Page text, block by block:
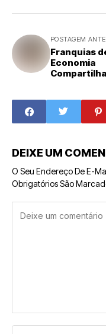
POSTAGEM
Franquias
Economia
Negócios
Colaborativo
DEIXE UM
O Seu Endereço De E-
Obrigatórios São